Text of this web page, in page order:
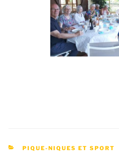
CATÉGORIES
PIQUE-NIQUES ET SPORT